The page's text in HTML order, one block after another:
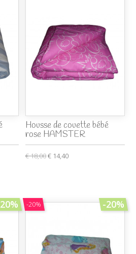
Housse de couette bébé
rose HAMSTER
€ 18,00€ 14,40
-20% -20%